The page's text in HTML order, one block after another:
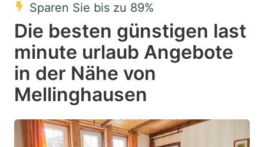
select
a
date.
Press
the
question
mark
key
a
date.
mark
key
Sparen Sie bis zu 89%
Die besten günstigen last
minute urlaub Angebote
in der Nähe von
Mellinghausen